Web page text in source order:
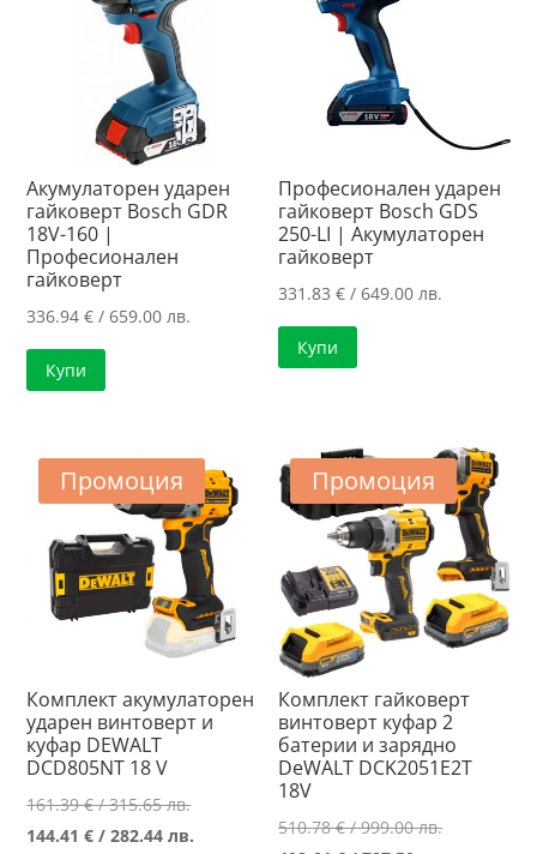
Акумулаторен ударен
гайковерт Bosch GDR
18V-160 |
Професионален
гайковерт
336.94€ / 659.00 лв.
Купи
Професионален ударен
гайковерт Bosch GDS
250-LI | Акумулаторен
гайковерт
331.83€ / 649.00 лв.
Купи
Промоция
Комплект акумулаторен
ударен винтоверт и
куфар DEWALT
DCD805NT 18 V
161.39€/ 315.65 лв.Original
price
144.41€ / 282.44 лв.
Промоция
Комплект гайковерт
винтоверт куфар 2
батерии и зарядно
DeWALT DCK2051E2T
18V
510.78€/ 999.00 лв.Original